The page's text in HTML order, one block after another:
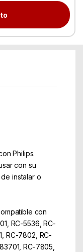
Philips.
con su
instalar o
con
RC-5536, RC-
RC-7802, RC-
RC-7805,